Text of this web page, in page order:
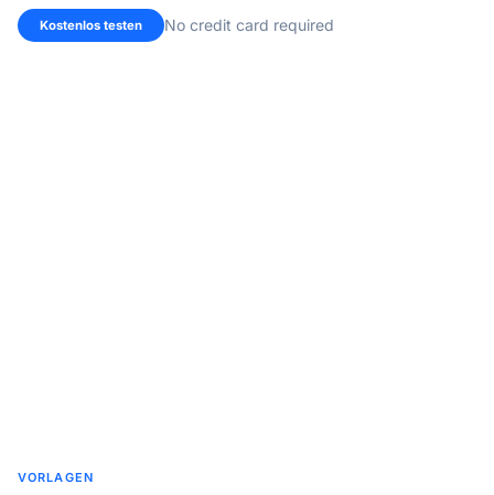
Kostenlos testen No credit card required
VORLAGEN